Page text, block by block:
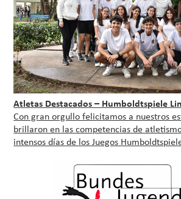
Atletas Destacados – Humboldtspiele
Con gran orgullo felicitamos a nuestros
brillaron en las competencias de
intensos días de los Juegos